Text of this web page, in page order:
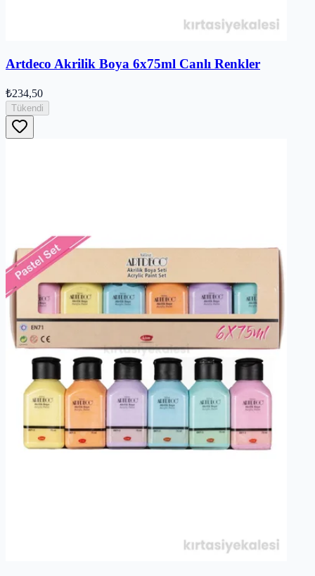
Artdeco Akrilik Boya 6x75ml Canlı Renkler
₺234,50
Tükendi